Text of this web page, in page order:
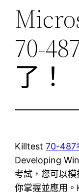
70-
了！
Killtest70-487
Developing
考試，您可以
你掌握並應用